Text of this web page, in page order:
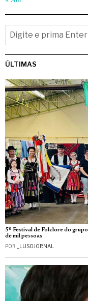
ÚLTIMAS
5º Festival de Folclore do
de mil pessoas
POR _LUSOJORNAL